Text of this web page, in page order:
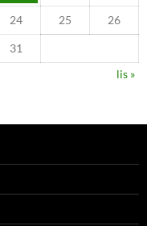
24 25 26
31
lis »